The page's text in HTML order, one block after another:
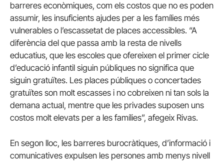
barreres econòmiques, com els costos que no es poden
assumir, les insuficients ajudes per a les famílies més
vulnerables o l’escassetat de places accessibles. “A
diferència del que passa amb la resta de nivells
educatius, que les escoles que ofereixen el primer cicle
d’educació infantil siguin públiques no significa que
siguin gratuïtes. Les places públiques o concertades
gratuïtes son molt escasses i no cobreixen ni tan sols la
demana actual, mentre que les privades suposen uns
costos molt elevats per a les famílies”, afegeix Rivas.
En segon lloc, les barreres burocràtiques, d’informació i
comunicatives expulsen les persones amb menys nivell